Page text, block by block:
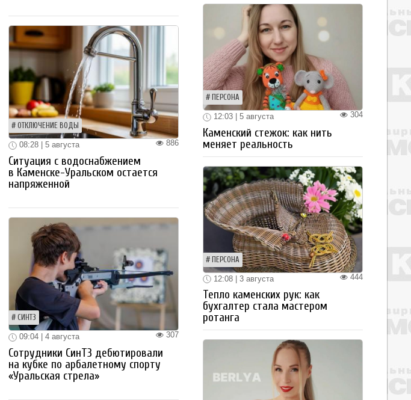
ОТКЛЮЧЕНИЕ ВОДЫ
886
08:28 | 5 августа
Ситуация с водоснабжением
в Каменске-Уральском остается
напряженной
СИНТЗ
307
09:04 | 4 августа
Сотрудники СинТЗ дебютировали
на кубке по арбалетному спорту
«Уральская стрела»
ПЕРСОНА
304
12:03 | 5 августа
Каменский стежок: как нить
меняет реальность
ПЕРСОНА
444
12:08 | 3 августа
Тепло каменских рук: как
бухгалтер стала мастером
ротанга